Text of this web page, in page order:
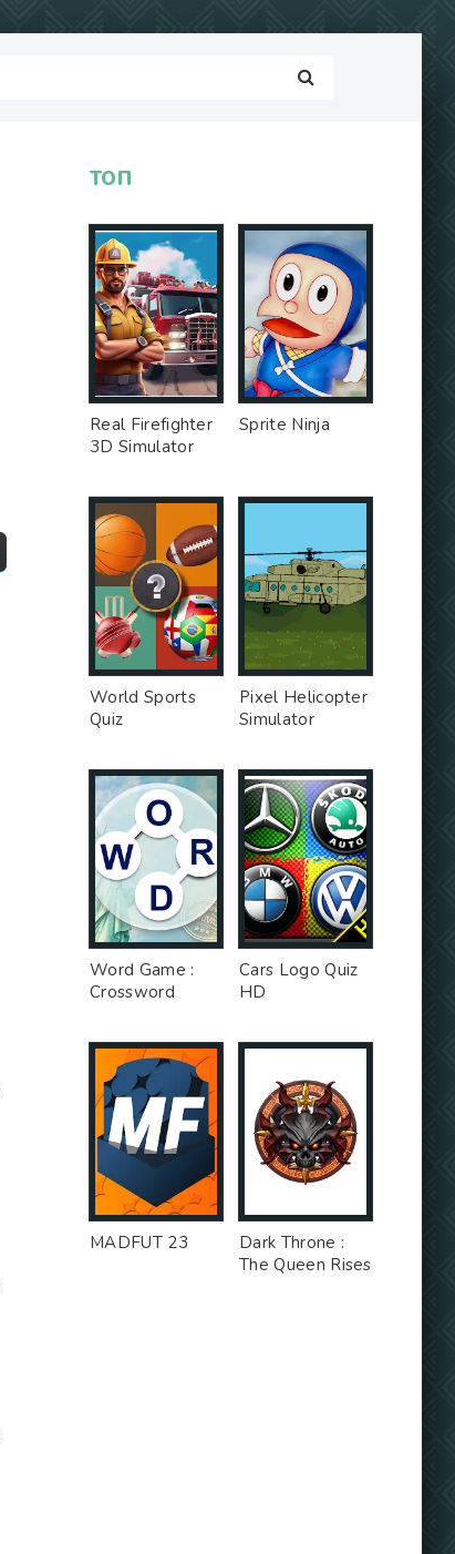
ТОП
Real Firefighter
3D Simulator
Sprite Ninja
World Sports
Quiz
Pixel Helicopter
Simulator
Word Game :
Crossword
Cars Logo Quiz
HD
MADFUT 23
Dark Throne :
The Queen Rises